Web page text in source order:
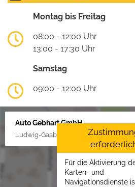
Montag bis Freitag
08:00 - 12:00 Uhr
13:00 - 17:30 Uhr
Samstag
09:00 - 12:00 Uhr
Auto Gebhart GmbH
Ludwig-Gaab-Str. 4, 88427 Bad
Für die Aktivierung
Karten- und
Navigationsdienste